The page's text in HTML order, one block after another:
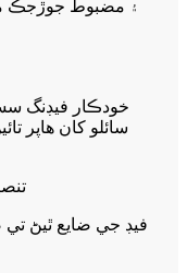
خودڪار فيڊنگ
سائلو کان هاپر
فيڊ جي ضايع ٿيڻ تي